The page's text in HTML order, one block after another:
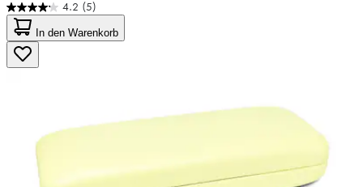
4.2 (5)
4.2
von
5
Sternen.
5
In den Warenkorb